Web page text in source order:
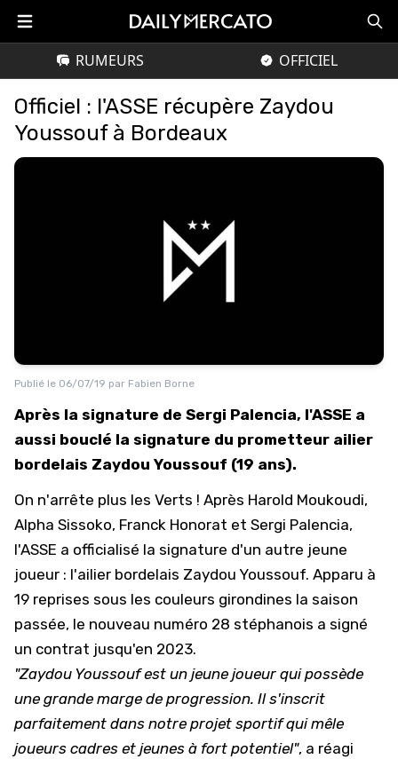
RUMEURS OFFICIEL
Officiel : l'ASSE récupère Zaydou
Youssouf à Bordeaux
Publié le 06/07/19 par Fabien Borne
Après la signature de Sergi Palencia, l'ASSE a
aussi bouclé la signature du prometteur ailier
bordelais Zaydou Youssouf (19 ans).
On n'arrête plus les Verts ! Après Harold Moukoudi,
Alpha Sissoko, Franck Honorat et Sergi Palencia,
l'ASSE a officialisé la signature d'un autre jeune
joueur : l'ailier bordelais Zaydou Youssouf. Apparu à
19 reprises sous les couleurs girondines la saison
passée, le nouveau numéro 28 stéphanois a signé
un contrat jusqu'en 2023.
"Zaydou Youssouf est un jeune joueur qui possède
une grande marge de progression. Il s'inscrit
parfaitement dans notre projet sportif qui mêle
joueurs cadres et jeunes à fort potentiel", a réagi